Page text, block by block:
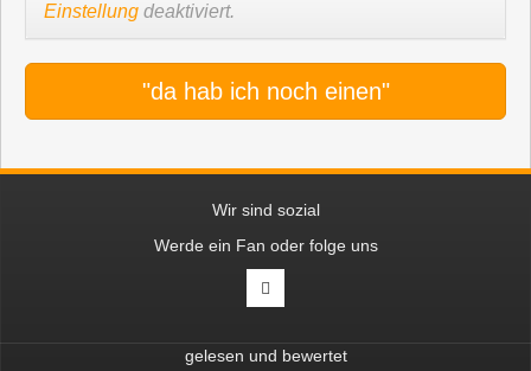
Einstellung deaktiviert.
"da hab ich noch einen"
Wir sind sozial
Werde ein Fan oder folge uns
gelesen und bewertet